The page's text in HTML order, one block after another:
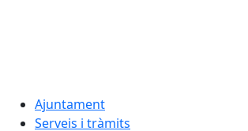
Ajuntament
Serveis i tràmits